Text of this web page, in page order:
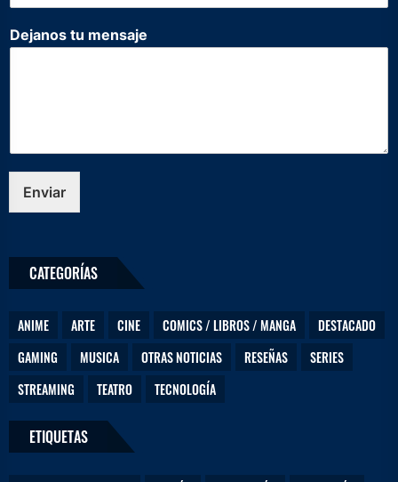
m
e
m
e
e
e
Dejanos tu mensaje
Enviar
CATEGORÍAS
ANIME ARTE CINE COMICS / LIBROS / MANGA
DESTACADO
GAMING
MUSICA OTRAS NOTICIAS RESEÑAS
SERIES
STREAMING
TEATRO TECNOLOGÍA
ETIQUETAS